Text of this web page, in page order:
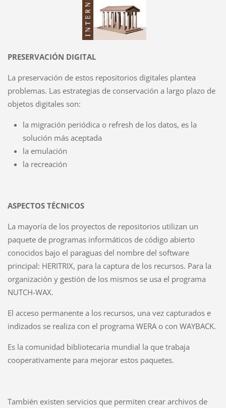
PRESERVACIÓN DIGITAL
La preservación de estos repositorios digitales plantea
problemas. Las estrategias de conservación a largo plazo de
objetos digitales son:
la migración periódica o refresh de los datos, es la
solución más aceptada
la emulación
la recreación
ASPECTOS TÉCNICOS
La mayoría de los proyectos de repositorios utilizan un
paquete de programas informáticos de código abierto
conocidos bajo el paraguas del nombre del software
principal: HERITRIX, para la captura de los recursos. Para la
organización y gestión de los mismos se usa el programa
NUTCH-WAX.
El acceso permanente a los recursos, una vez capturados e
indizados se realiza con el programa WERA o con WAYBACK.
Es la comunidad bibliotecaria mundial la que trabaja
cooperativamente para mejorar estos paquetes.
También existen servicios que permiten crear archivos de